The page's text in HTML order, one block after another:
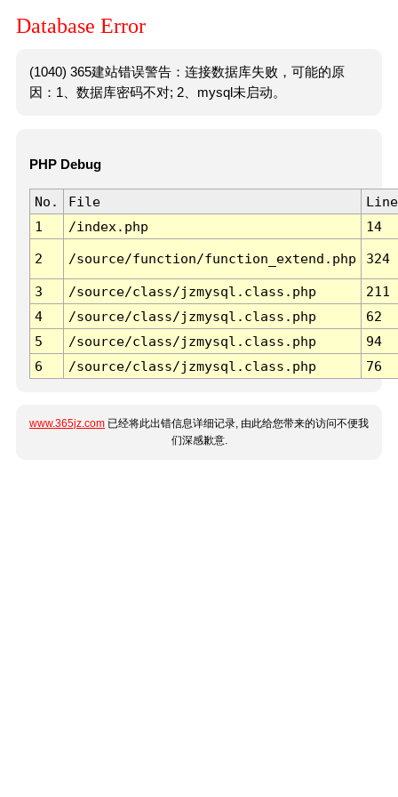
Database Error
(1040) 365建站错误警告：连接数据库失败，可能的原
因：1、数据库密码不对; 2、mysql未启动。
PHP Debug
No. File
Line
1
/index.php 14
2 /source/function/function_extend.php 324
3 /source/class/jzmysql.class.php
211
4
/source/class/jzmysql.class.php
62
5
/source/class/jzmysql.class.php
94
6
/source/class/jzmysql.class.php 76
www.365jz.com 已经将此出错信息详细记录, 由此给您带来的访问不便我
们深感歉意.